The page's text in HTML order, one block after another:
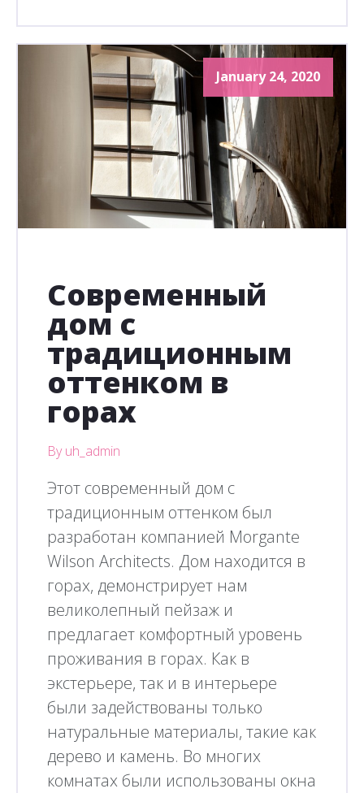
January 24, 2020
Современный
дом с
традиционным
оттенком в
горах
By uh_admin
Этот современный дом с
традиционным оттенком был
разработан компанией Morgante
Wilson Architects. Дом находится в
горах, демонстрирует нам
великолепный пейзаж и
предлагает комфортный уровень
проживания в горах. Как в
экстерьере, так и в интерьере
были задействованы только
натуральные материалы, такие как
дерево и камень. Во многих
комнатах были использованы окна